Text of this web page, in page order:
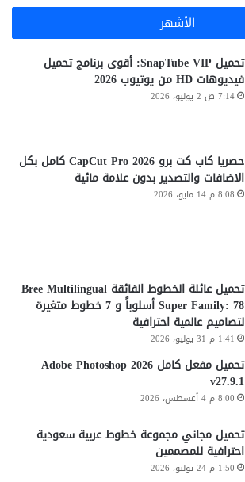
الأشهر
تحميل SnapTube VIP: أقوى برنامج تحميل
فيديوهات HD من يوتيوب 2026
7:14 ص 2 يوليو، 2026
حصريا كاب كت برو CapCut Pro 2026 كامل بكل
الاضافات والتصدير بدون علامة مائية
8:08 م 14 مايو، 2026
تحميل عائلة الخطوط الفائقة Bree Multilingual
Super Family: 78 أسلوباً و 7 خطوط متغيرة
لتصاميم عالمية احترافية
1:41 م 31 يوليو، 2026
تحميل مفعل كامل Adobe Photoshop 2026
v27.9.1
8:00 م 4 أغسطس، 2026
تحميل مجاني مجموعة خطوط عربية سعودية
احترافية للمصممين
1:50 م 24 يوليو، 2026